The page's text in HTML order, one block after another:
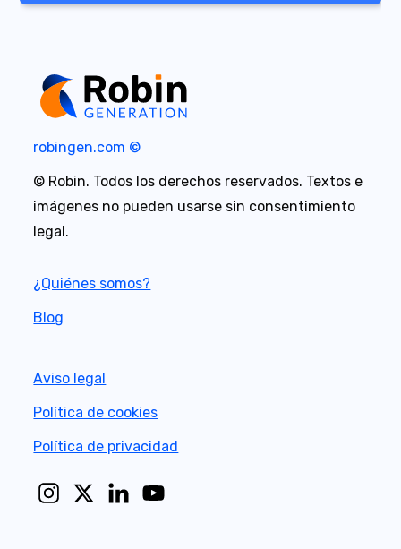
robingen.com ©
© Robin. Todos los derechos reservados. Textos e
imágenes no pueden usarse sin consentimiento
legal.
¿Quiénes somos?
Blog
Aviso legal
Política de cookies
Política de privacidad